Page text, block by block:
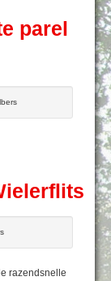
parel
razendsnelle